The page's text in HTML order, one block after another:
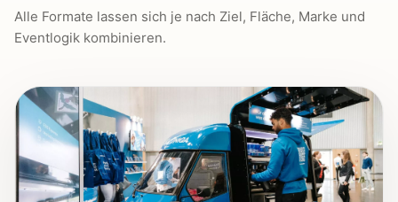
Alle Formate lassen sich je nach Ziel, Fläche, Marke und
Eventlogik kombinieren.